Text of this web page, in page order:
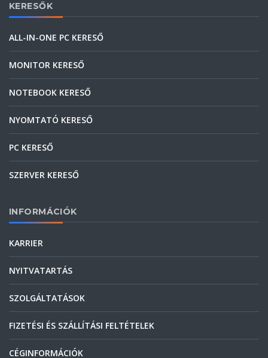
KERESŐK
ALL-IN-ONE PC KERESŐ
MONITOR KERESŐ
NOTEBOOK KERESŐ
NYOMTATÓ KERESŐ
PC KERESŐ
SZERVER KERESŐ
INFORMÁCIÓK
KARRIER
NYITVATARTÁS
SZOLGÁLTATÁSOK
FIZETÉSI ÉS SZÁLLÍTÁSI FELTÉTELEK
CÉGINFORMÁCIÓK